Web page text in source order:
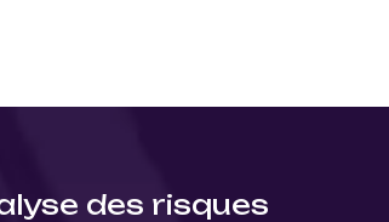
des risques